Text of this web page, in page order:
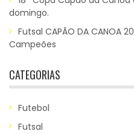
domingo.
Futsal CAPÃO DA CANOA
Campeões
CATEGORIAS
Futebol
Futsal